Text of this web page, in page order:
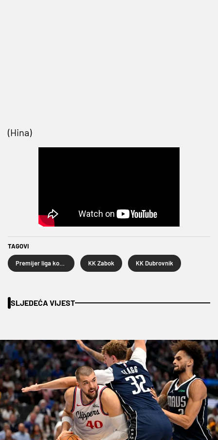
(Hina)
TAGOVI
KK Zabok KK Dubrovnik
SLJEDEĆA VIJEST